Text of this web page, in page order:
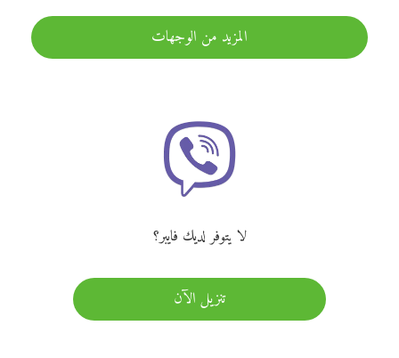
المزيد من الوجهات
لا يتوفر لديك فايبر؟
تنزيل الآن